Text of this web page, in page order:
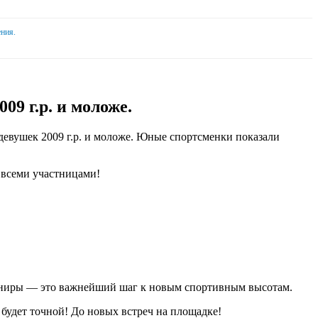
г.р. и моложе.
2009 г.р. и моложе. Юные спортсменки показали
участницами!
— это важнейший шаг к новым спортивным высотам.
точной! До новых встреч на площадке!